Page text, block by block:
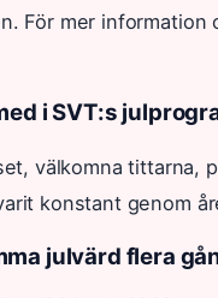
För mer information
i SVT:s
välkomna
konstant genom
julvärd flera